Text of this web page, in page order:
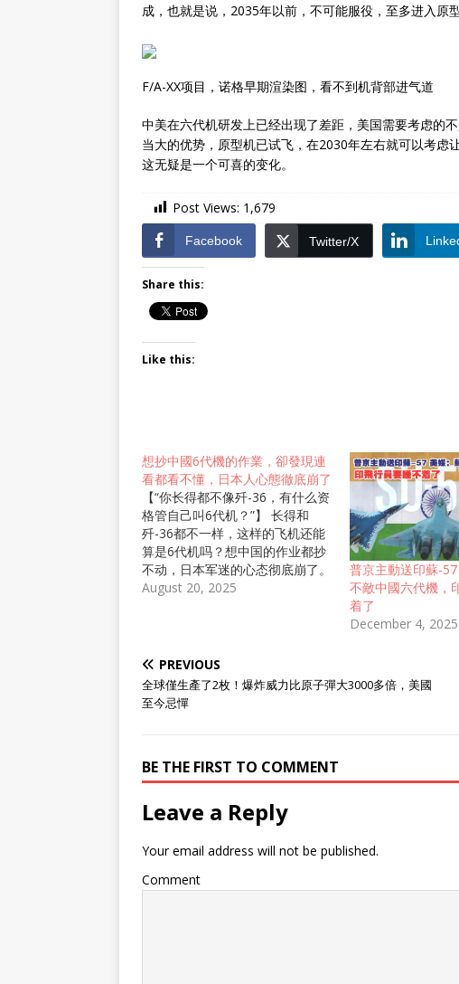
成，也就是说，2035年以前，不可能服役，至多进入原
F/A-XX项目，诺格早期渲染图，看不到机背部进气道
中美在六代机研发上已经出现了差距，美国需要考虑的
当大的优势，原型机已试飞，在2030年左右就可以考虑
这无疑是一个可喜的变化。
Post Views: 1,679
Facebook Twitter/X
Share this:
Like this:
想抄中國6代機的作業，卻發現連
看都看不懂，日本人心態徹底崩了
【“你长得都不像歼-36，有什么资
格管自己叫6代机？”】 长得和
歼-36都不一样，这样的飞机还能
算是6代机吗？想中国的作业都抄
不动，日本军迷的心态彻底崩了。
在大约一周之前，国内的一些社媒
子”之一的西工大某科研团队搞出
来的技术验证机。因为这款飞机的
许多特征都和去年末被曝光的成飞
歼-36、沈飞歼-50两款飞机十分相
可能就是传说中给歼-36和歼-50打
辅助的“无人僚机”。 过了几天之
后，这款神秘的无尾隐身无人机
（简称西六）的有关信息传播到了
者的高度关注，这其中就包括向来
都喜欢拿着显微镜观察中国科技发
展动态的日本军事爱好者。油管上
August 20, 2025
普京主動送印蘇-
不敵中國六代機，
着了
December 4, 2025
PREVIOUS
全球僅生產了2枚！爆炸威力比原子彈大3000多倍，美國
至今忌憚
BE THE FIRST TO COMMENT
Leave a Reply
Your email address will not be published.
Comment